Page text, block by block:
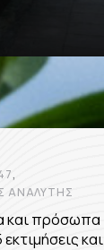
,
ΑΝΑΛΥΤΉΣ
και πρόσωπα
και